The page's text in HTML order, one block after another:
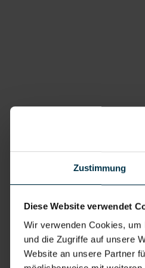
Zustimmung
Diese Website verwendet
Wir verwenden Cookies,
und die Zugriffe auf unsere
Website an unsere Partner